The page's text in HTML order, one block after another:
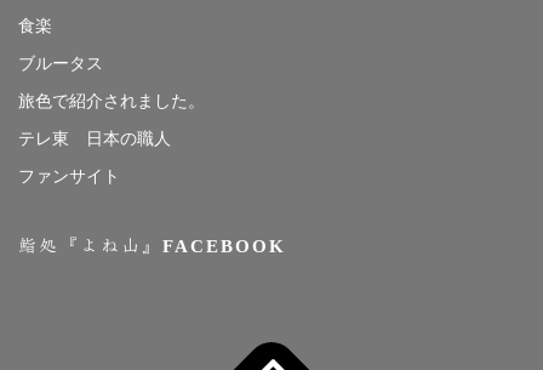
食楽
ブルータス
旅色で紹介されました。
テレ東 日本の職人
ファンサイト
鮨処『よね山』FACEBOOK